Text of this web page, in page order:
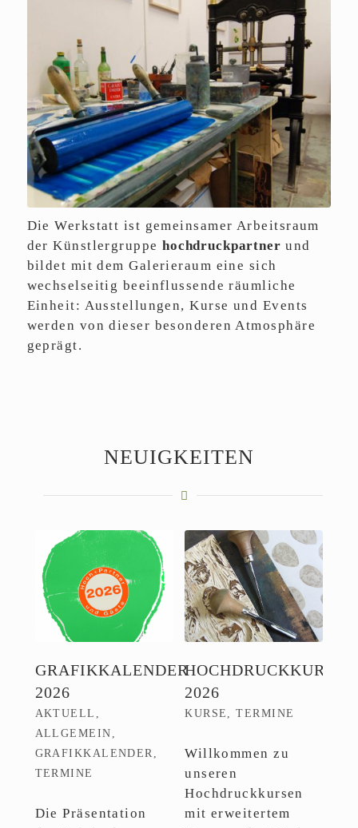
Die Werkstatt ist gemeinsamer Arbeitsraum
der Künstlergruppehochdruckpartner und
bildet mit dem Galerieraum eine sich
wechselseitig beeinflussende räumliche
Einheit: Ausstellungen, Kurse und Events
werden von dieser besonderen Atmosphäre
geprägt.
NEUIGKEITEN
GRAFIKKALENDER
2026
AKTUELL ,
ALLGEMEIN ,
GRAFIKKALENDER ,
TERMINE
Die Präsentation
HOCHDRUCKKURSE
2026
KURSE ,TERMINE
Willkommen zu
unseren
Hochdruckkursen
mit erweitertem